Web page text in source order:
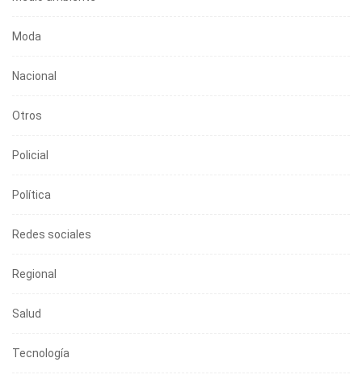
Moda
Nacional
Otros
Policial
Política
Redes sociales
Regional
Salud
Tecnología